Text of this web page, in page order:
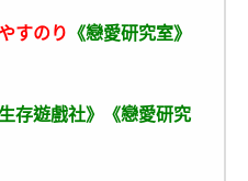
すのり 《戀愛研究室》
生存遊戲社》《戀愛研究